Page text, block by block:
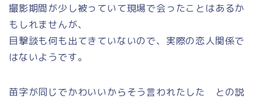
撮影期間が少し被っていて現場で会ったことはあるか
もしれませんが、
目撃談も何も出てきていないので、実際の恋人関係で
はないようです。
苗字が同じでかわいいからそう言われたした との説